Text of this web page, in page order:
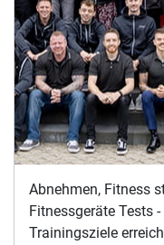
Abnehmen, Fitness
Fitnessgeräte Tests
Trainingsziele